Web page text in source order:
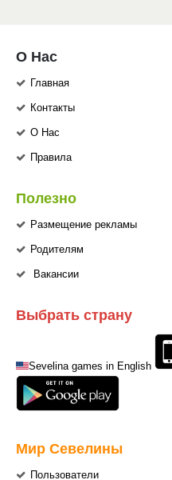
О Нас
Главная
Контакты
О Нас
Правила
Полезно
Размещение рекламы
Родителям
Вакансии
Выбрать страну
Sevelina games in English
Мир Севелины
Пользователи